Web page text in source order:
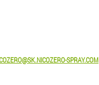
SPRAY.COM